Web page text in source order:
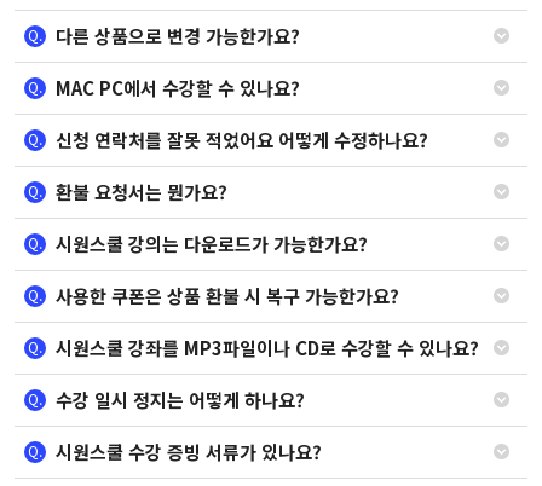
Q. 다른 상품으로 변경 가능한가요?
Q. MAC PC에서 수강할 수 있나요?
Q. 신청 연락처를 잘못 적었어요 어떻게 수정하나요?
Q. 환불 요청서는 뭔가요?
Q. 시원스쿨 강의는 다운로드가 가능한가요?
Q. 사용한 쿠폰은 상품 환불 시 복구 가능한가요?
Q. 시원스쿨 강좌를 MP3파일이나 CD로 수강할 수 있나요?
Q. 수강 일시 정지는 어떻게 하나요?
Q. 시원스쿨 수강 증빙 서류가 있나요?